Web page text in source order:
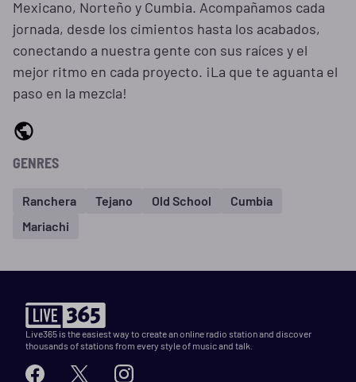
Mexicano, Norteño y Cumbia. Acompañamos cada
jornada, desde los cimientos hasta los acabados,
conectando a nuestra gente con sus raíces y el
mejor ritmo en cada proyecto. ¡La que te aguanta el
paso en la mezcla!
GENRES
Ranchera Tejano Old School
Cumbia
Mariachi
Live365 is the easiest way to create an online radio station and discover
thousands of stations from every style of music and talk.